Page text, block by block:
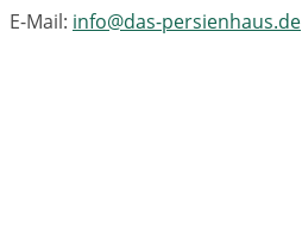
E-Mail: info@das-persienhaus.de